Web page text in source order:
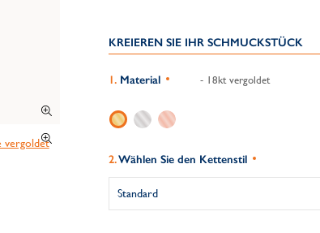
KREIEREN SIE IHR SCHMUCKSTÜCK
Material - 18kt vergoldet
Wählen Sie den Kettenstil